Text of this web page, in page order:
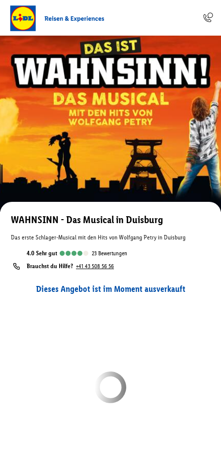
WAHNSINN - Das Musical in Duisburg
Das erste Schlager-Musical mit den Hits von Wolfgang Petry in Duisburg
4.0 sehr gut 23 Bewertungen
Brauchst du Hilfe? +41 43 508 56 56
Dieses Angebot ist im Moment ausverkauft